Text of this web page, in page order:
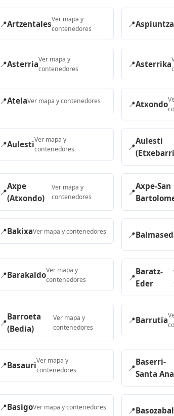
📍ArtzentalesVer mapa y
contenedores
📍Aspiuntza
📍AsterriaVer mapa y
contenedores
📍Asterrika
📍AtelaVer mapa y contenedores 📍Atxondo
📍AulestiVer mapa y
contenedores
📍
Aulesti
📍
Axpe
(Atxondo)
Ver mapa y
contenedores
📍
Axpe-San
📍BakixaVer mapa y contenedores 📍
📍BarakaldoVer mapa y
contenedores
📍
Baratz-
Eder
📍
Barroeta
(Bedia)
Ver mapa y
contenedores
📍Barrutia
📍BasauriVer mapa y
contenedores
📍
Baserri-
Santa Ana
📍BasigoVer mapa y contenedores 📍Basozabal